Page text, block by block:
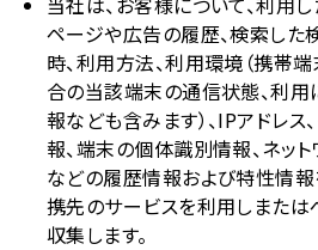
ページや広告の履歴、検索した
時、利用方法、利用環境（携帯
合の当該端末の通信状態、利
報なども含みます）、IPアドレス
報、端末の個体識別情報、ネッ
などの履歴情報および特性情
携先のサービスを利用しまた
収集します。